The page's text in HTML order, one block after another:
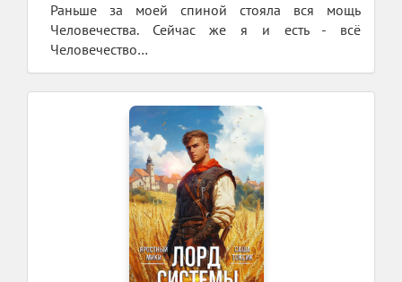
Раньше за моей спиной стояла вся мощь
Человечества. Сейчас же я и есть - всё
Человечество…